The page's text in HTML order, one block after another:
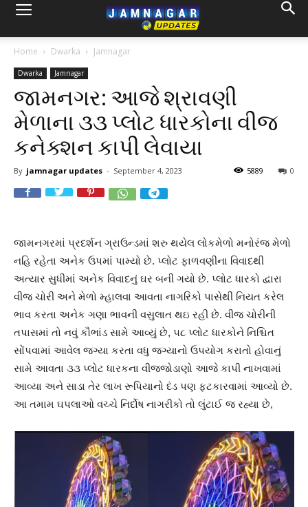
Home Dwarka Jamnagar
Dwarka Jamnagar
જામનગર: આજે શ્રાવણી
મેળાના ૩૩ પ્લોટ ધારકોના વીજ
કનેક્શન કાપી લેવાયા
By jamnagar updates - September 4, 2023 0
5889
જામનગરમાં પ્રદર્શન ગ્રાઉન્ડમાં શરુ થયેલ લોકમેળો મનોરંજ મેળો
નહિ રહેતા અનેક ઉપમાં પામ્યો છે. પ્લોટ ફાળવણીના વિવાદથી
અત્યાર સુધીમાં અનેક વિવાદનું ઘર બની ગયો છે. પ્લોટ ધારકો દ્વારા
વીજ ચોરી અને મેળો મ્હાલવા આવતા નાગરિકો પાસેથી નિયત કરેલ
ભાવ કરતા અનેક ગણા ભાવની વસુલાત થઇ રહી છે. વીજ ચોરીની
તપાસમાં તો નવું કૌભાંડ સામે આવ્યું છે, ૫૮ પ્લોટ ધારકોને નિશ્ચિત
સોંપવામાં આવેલ જગ્યા કરતા વધુ જગ્યાનો ઉપયોગ કરાતો હોવાનું
સામે આવતા ૩૩ પ્લોટ ધારકના વીજજોડાણો આજે કાપી નાખવામાં
આવ્યા અને સાડા તેર લાખ રૂપિયાનો દંડ પણ ફટકારવામાં આવ્યો છે.
આ તમામ ઘપલાઓ વચ્ચે નિર્દોષ નાગરીકો તો લુંટાઈ જ રહ્યા છે,